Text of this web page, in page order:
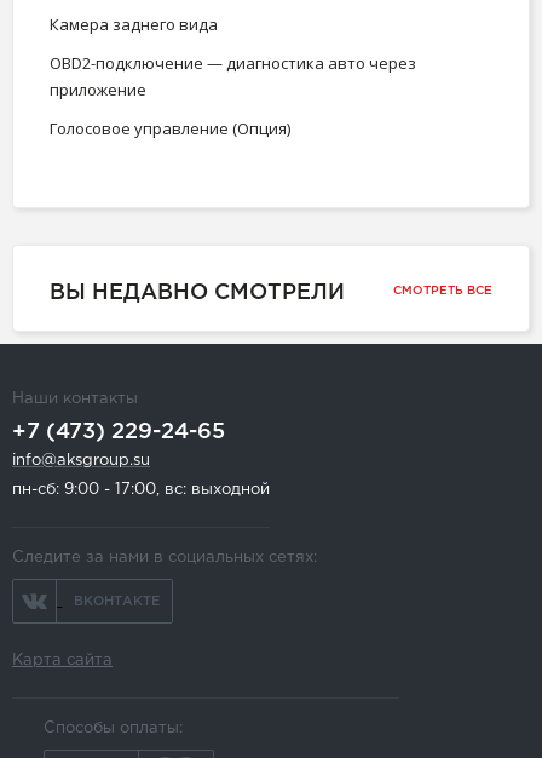
Камера заднего вида
OBD2-подключение — диагностика авто через
приложение
Голосовое управление (Опция)
ВЫ НЕДАВНО СМОТРЕЛИ СМОТРЕТЬ ВСЕ
Наши контакты
+7 (473) 229-24-65
info@aksgroup.su
пн-сб: 9:00 - 17:00, вс: выходной
Следите за нами в социальных сетях:
ВКОНТАКТЕ
Карта сайта
Способы оплаты: